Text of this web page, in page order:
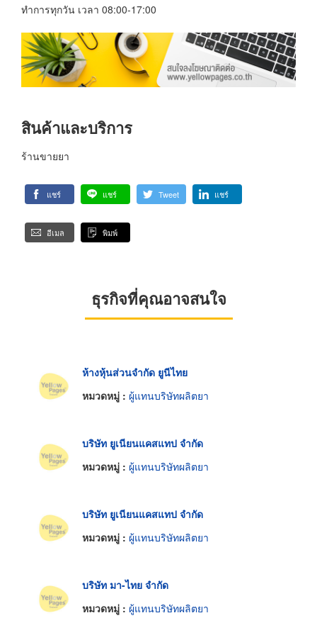
ทำการทุกวัน เวลา 08:00-17:00
สินค้าและบริการ
ร้านขายยา
แชร์ แชร์ Tweet แชร์
อีเมล พิมพ์
ธุรกิจที่คุณอาจสนใจ
ห้างหุ้นส่วนจำกัด ยูนีไทย
หมวดหมู่ : ผู้แทนบริษัทผลิตยา
บริษัท ยูเนียนแคสแทป จำกัด
หมวดหมู่ : ผู้แทนบริษัทผลิตยา
บริษัท ยูเนียนแคสแทป จำกัด
หมวดหมู่ : ผู้แทนบริษัทผลิตยา
บริษัท มา-ไทย จำกัด
หมวดหมู่ : ผู้แทนบริษัทผลิตยา